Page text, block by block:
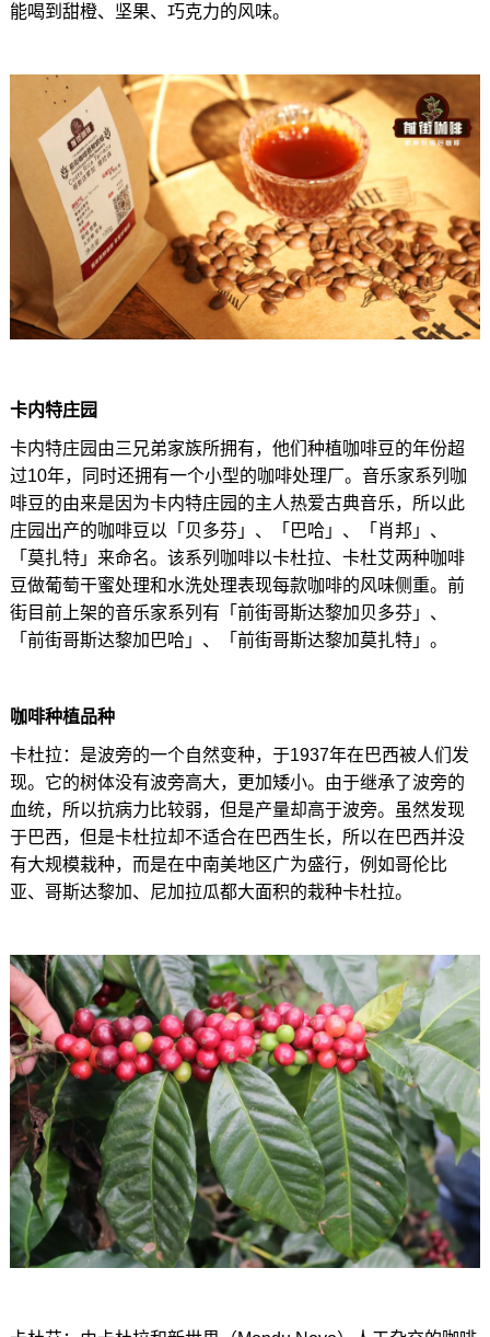
能喝到甜橙、坚果、巧克力的风味。
卡内特庄园
卡内特庄园由三兄弟家族所拥有，他们种植咖啡豆的年份超
过10年，同时还拥有一个小型的咖啡处理厂。音乐家系列咖
啡豆的由来是因为卡内特庄园的主人热爱古典音乐，所以此
庄园出产的咖啡豆以「贝多芬」、「巴哈」、「肖邦」、
「莫扎特」来命名。该系列咖啡以卡杜拉、卡杜艾两种咖啡
豆做葡萄干蜜处理和水洗处理表现每款咖啡的风味侧重。前
街目前上架的音乐家系列有「前街哥斯达黎加贝多芬」、
「前街哥斯达黎加巴哈」、「前街哥斯达黎加莫扎特」。
咖啡种植品种
卡杜拉：是波旁的一个自然变种，于1937年在巴西被人们发
现。它的树体没有波旁高大，更加矮小。由于继承了波旁的
血统，所以抗病力比较弱，但是产量却高于波旁。虽然发现
于巴西，但是卡杜拉却不适合在巴西生长，所以在巴西并没
有大规模栽种，而是在中南美地区广为盛行，例如哥伦比
亚、哥斯达黎加、尼加拉瓜都大面积的栽种卡杜拉。